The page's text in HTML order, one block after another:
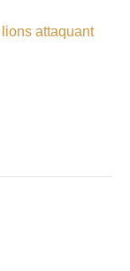
attaquant